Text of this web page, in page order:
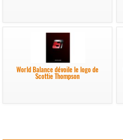
World Balance dévoile le logo de
Scottie Thompson